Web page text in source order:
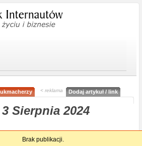
< reklama Dodaj artykuł / link
Sierpnia 2024
Brak publikacji.